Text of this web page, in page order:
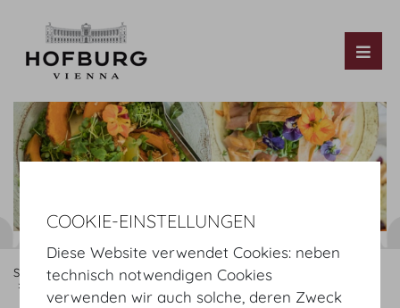
Startseite Organisieren Catering MOTTO
Lunch Buffet Light
COOKIE-EINSTELLUNGEN
Diese Website verwendet Cookies: neben
technisch notwendigen Cookies
verwenden wir auch solche, deren Zweck